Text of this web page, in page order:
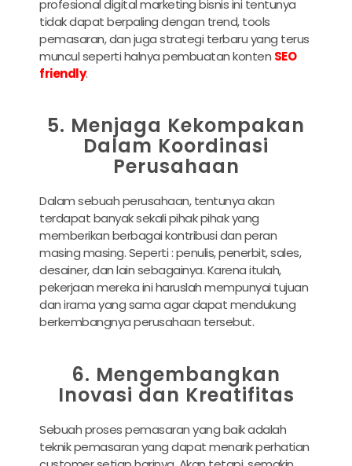
profesional digital marketing bisnis ini tentunya
tidak dapat berpaling dengan trend, tools
pemasaran, dan juga strategi terbaru yang terus
muncul seperti halnya pembuatan konten SEO
friendly.
5. Menjaga Kekompakan
Dalam Koordinasi
Perusahaan
Dalam sebuah perusahaan, tentunya akan
terdapat banyak sekali pihak pihak yang
memberikan berbagai kontribusi dan peran
masing masing. Seperti : penulis, penerbit, sales,
desainer, dan lain sebagainya. Karena itulah,
pekerjaan mereka ini haruslah mempunyai tujuan
dan irama yang sama agar dapat mendukung
berkembangnya perusahaan tersebut.
6. Mengembangkan
Inovasi dan Kreatifitas
Sebuah proses pemasaran yang baik adalah
teknik pemasaran yang dapat menarik perhatian